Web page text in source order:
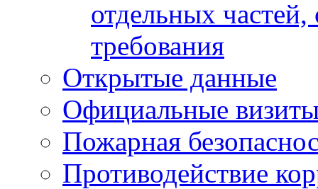
отдельных
требования
Открытые данные
Официальные
Пожарная
Противодействие